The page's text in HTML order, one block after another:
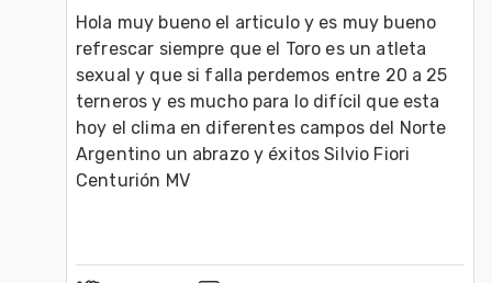
Hola muy bueno el articulo y es muy bueno
refrescar siempre que el Toro es un atleta
sexual y que si falla perdemos entre 20 a 25
terneros y es mucho para lo difícil que esta
hoy el clima en diferentes campos del Norte
Argentino un abrazo y éxitos Silvio Fiori
Centurión MV